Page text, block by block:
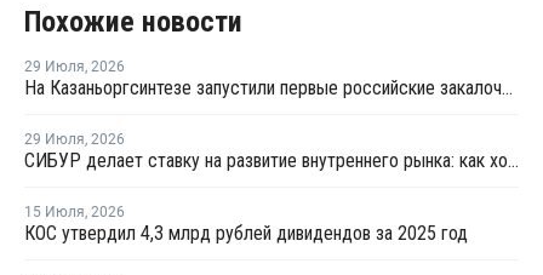
Похожие новости
29 Июля, 2026
На Казаньоргсинтезе запустили первые российские закалочно-испарительные аппараты
29 Июля, 2026
СИБУР делает ставку на развитие внутреннего рынка: как холдинг стимулирует спрос на полимеры в ритейле
15 Июля, 2026
КОС утвердил 4,3 млрд рублей дивидендов за 2025 год